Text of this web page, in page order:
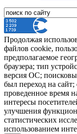
Продолжая
файлов cookie,
предполагаемое
браузера; тип
версия ОС;
был переход на
проведенное время
интересы
улучшения
статистических
использованием